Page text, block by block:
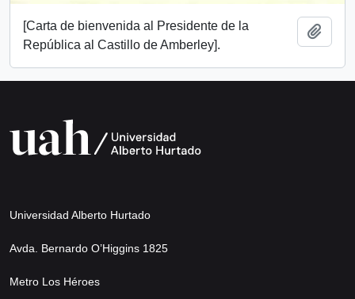
[Carta de bienvenida al Presidente de la
República al Castillo de Amberley].
Universidad Alberto Hurtado
Avda. Bernardo O’Higgins 1825
Metro Los Héroes